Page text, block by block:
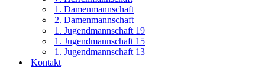
1. Damenmannschaft
2. Damenmannschaft
1. Jugendmannschaft 19
1. Jugendmannschaft 15
1. Jugendmannschaft 13
Kontakt